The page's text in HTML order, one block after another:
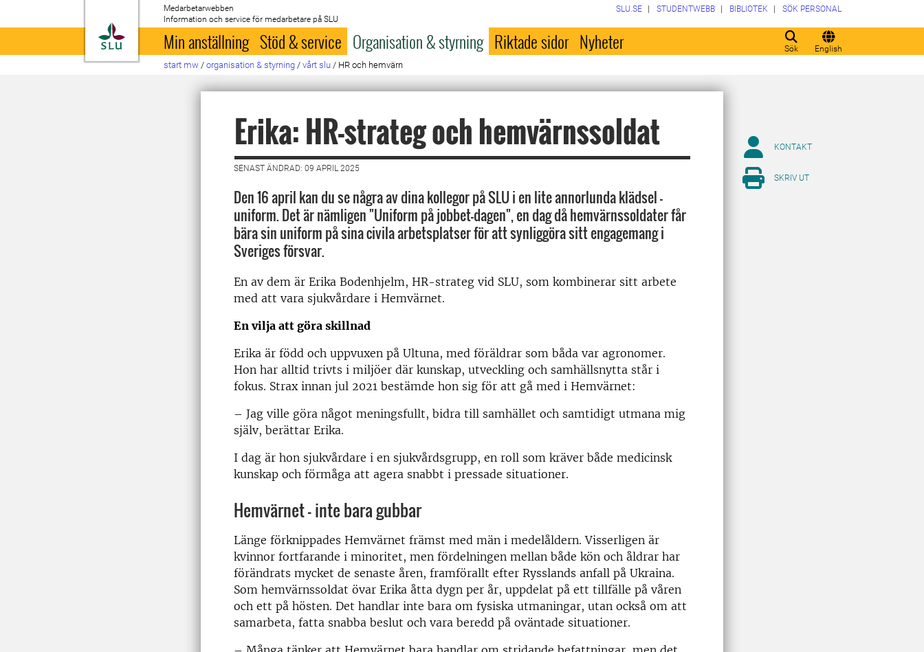
Till startsida
Medarbetarwebben
Information och service för medarbetare på SLU
Sök English
SLU.SE STUDENTWEBB BIBLIOTEK SÖK PERSONAL
Min anställning Stöd & service Organisation & styrning Riktade sidor Nyheter
start mw / organisation & styrning / vårt slu / HR och hemvärn
Erika: HR-strateg och hemvärnssoldat
SENAST ÄNDRAD: 09 APRIL 2025
Den 16 april kan du se några av dina kollegor på SLU i en lite annorlunda klädsel –
uniform. Det är nämligen "Uniform på jobbet-dagen", en dag då hemvärnssoldater får
bära sin uniform på sina civila arbetsplatser för att synliggöra sitt engagemang i
Sveriges försvar.
En av dem är Erika Bodenhjelm, HR-strateg vid SLU, som kombinerar sitt arbete
med att vara sjukvårdare i Hemvärnet.
En vilja att göra skillnad
Erika är född och uppvuxen på Ultuna, med föräldrar som båda var agronomer.
Hon har alltid trivts i miljöer där kunskap, utveckling och samhällsnytta står i
fokus. Strax innan jul 2021 bestämde hon sig för att gå med i Hemvärnet:
– Jag ville göra något meningsfullt, bidra till samhället och samtidigt utmana mig
själv, berättar Erika.
I dag är hon sjukvårdare i en sjukvårdsgrupp, en roll som kräver både medicinsk
kunskap och förmåga att agera snabbt i pressade situationer.
Hemvärnet – inte bara gubbar
Länge förknippades Hemvärnet främst med män i medelåldern. Visserligen är
kvinnor fortfarande i minoritet, men fördelningen mellan både kön och åldrar har
förändrats mycket de senaste åren, framförallt efter Rysslands anfall på Ukraina.
Som hemvärnssoldat övar Erika åtta dygn per år, uppdelat på ett tillfälle på våren
och ett på hösten. Det handlar inte bara om fysiska utmaningar, utan också om att
samarbeta, fatta snabba beslut och vara beredd på oväntade situationer.
KONTAKT
SKRIV UT